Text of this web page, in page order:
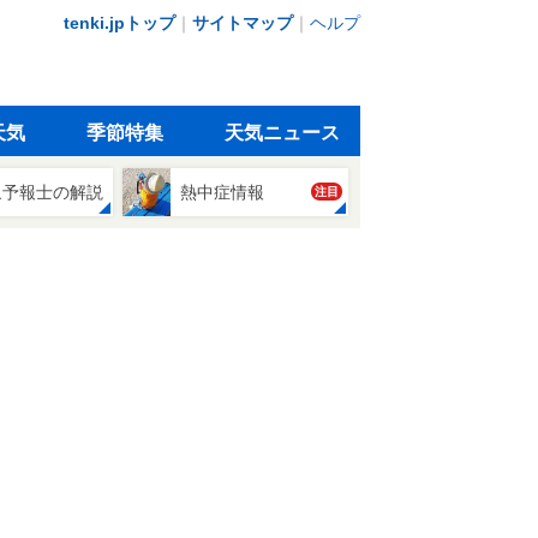
tenki.jpトップ｜ サイトマップ｜ ヘルプ
気 季節特集 天気ニュース
報士の解説 熱中症情報 注目